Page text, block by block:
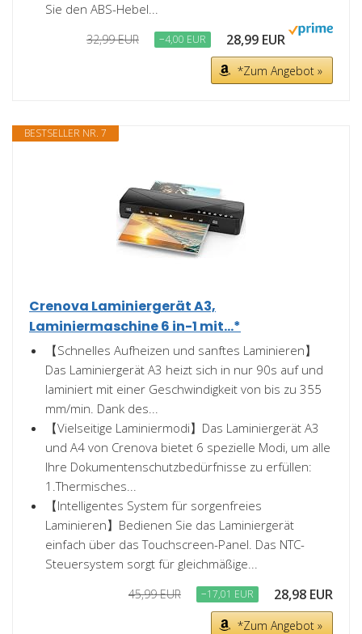
Sie den ABS-Hebel...
32,99 EUR −4,00 EUR 28,99 EUR
*Zum Angebot »
BESTSELLER NR. 7
Crenova Laminiergerät A3,
Laminiermaschine 6 in-1 mit...*
【Schnelles Aufheizen und sanftes Laminieren】
Das Laminiergerät A3 heizt sich in nur 90s auf und
laminiert mit einer Geschwindigkeit von bis zu 355
mm/min. Dank des...
【Vielseitige Laminiermodi】Das Laminiergerät A3
und A4 von Crenova bietet 6 spezielle Modi, um alle
Ihre Dokumentenschutzbedürfnisse zu erfüllen:
1.Thermisches...
【Intelligentes System für sorgenfreies
Laminieren】Bedienen Sie das Laminiergerät
einfach über das Touchscreen-Panel. Das NTC-
Steuersystem sorgt für gleichmäßige...
45,99 EUR −17,01 EUR 28,98 EUR
*Zum Angebot »